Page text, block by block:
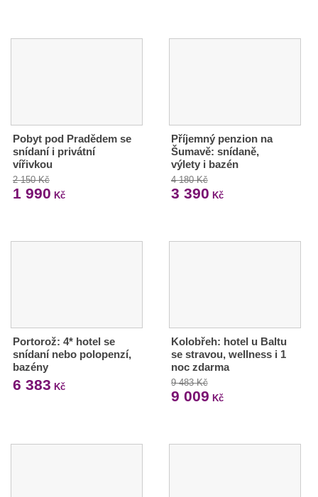
Pobyt pod Pradědem se
snídaní i privátní
vířivkou
2 150 Kč
1 990 Kč
Příjemný penzion na
Šumavě: snídaně,
výlety i bazén
4 180 Kč
3 390 Kč
Portorož: 4* hotel se
snídaní nebo polopenzí,
bazény
6 383 Kč
Kolobřeh: hotel u Baltu
se stravou, wellness i 1
noc zdarma
9 483 Kč
9 009 Kč